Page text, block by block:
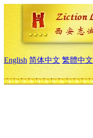
English 简体中文 繁體中文